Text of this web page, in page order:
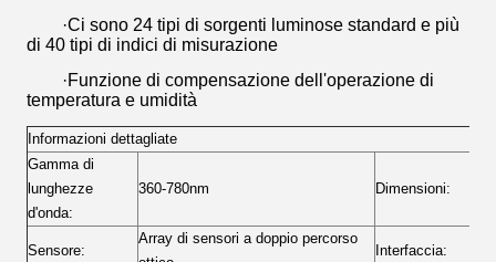
·Ci sono 24 tipi di sorgenti luminose standard e più
di 40 tipi di indici di misurazione
·Funzione di compensazione dell'operazione di
temperatura e umidità
Informazioni dettagliate
Gamma di
lunghezze
d'onda:
360-780nm Dimensioni:
Sensore:
Array di sensori a doppio percorso
Interfaccia: